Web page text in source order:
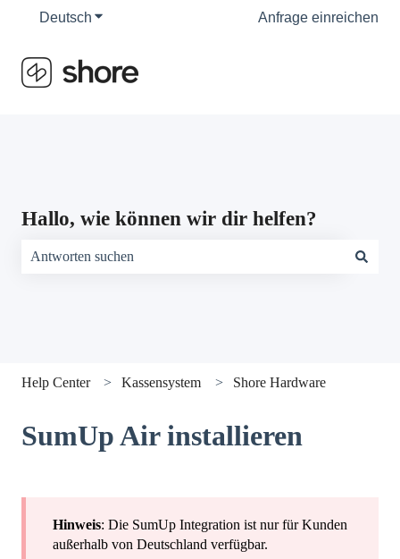
Deutsch Untermenü für Übersetzungen anzeigen
Anfrage einreichen
Hallo, wie können wir dir helfen?
Help Center Kassensystem Shore Hardware
SumUp Air installieren
Hinweis: Die SumUp Integration ist nur für Kunden
außerhalb von Deutschland verfügbar.